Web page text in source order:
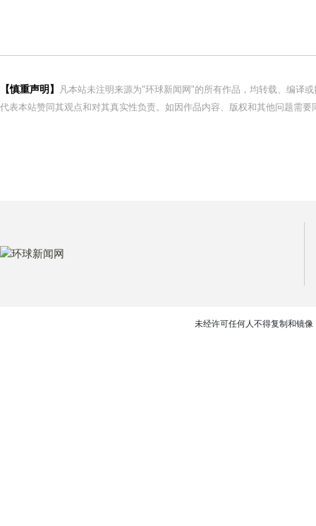
【慎重声明】
凡本站未注明来源为"环球新闻网"的所有作品，均转载、编译
代表本站赞同其观点和对其真实性负责。如因作品内容、版权和其他问题需
未经许可任何人不得复制和镜